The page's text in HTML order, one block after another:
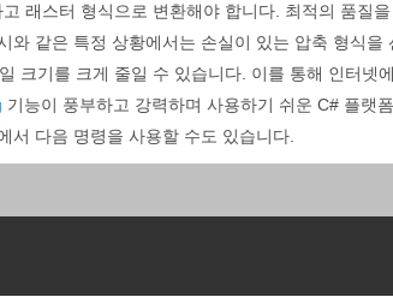
래스터 형식으로 변환해야 합니다. 최적의 품질
같은 특정 상황에서는 손실이 있는 압축 형식
크기를 크게 줄일 수 있습니다. 이를 통해 인터넷
기능이 풍부하고 강력하며 사용하기 쉬운 C# 플랫
서 다음 명령을 사용할 수도 있습니다.